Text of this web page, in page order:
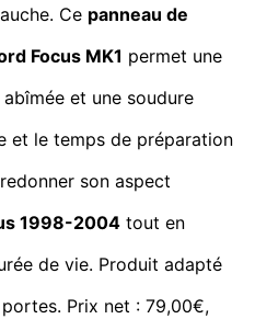
Ce panneau de
Focus MK1 permet une
et une soudure
et le temps de préparation
son aspect
1998-2004 tout en
de vie. Produit adapté
Prix net : 79,00€,